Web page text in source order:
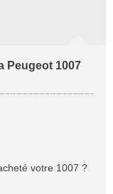
Peugeot 1007
votre 1007 ?